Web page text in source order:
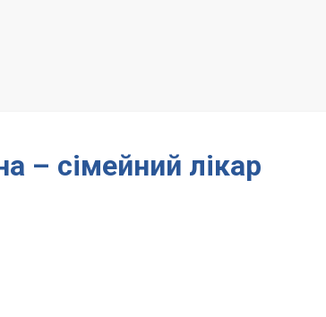
– сімейний лікар